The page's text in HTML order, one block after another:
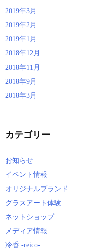
2019年3月
2019年2月
2019年1月
2018年12月
2018年11月
2018年9月
2018年3月
カテゴリー
お知らせ
イベント情報
オリジナルブランド
グラスアート体験
ネットショップ
メディア情報
冷香 -reico-